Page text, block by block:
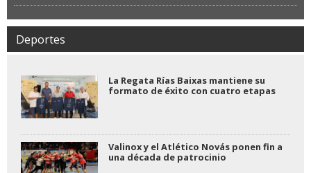
Deportes
La Regata Rías Baixas mantiene su
formato de éxito con cuatro etapas
Valinox y el Atlético Novás ponen fin a
una década de patrocinio